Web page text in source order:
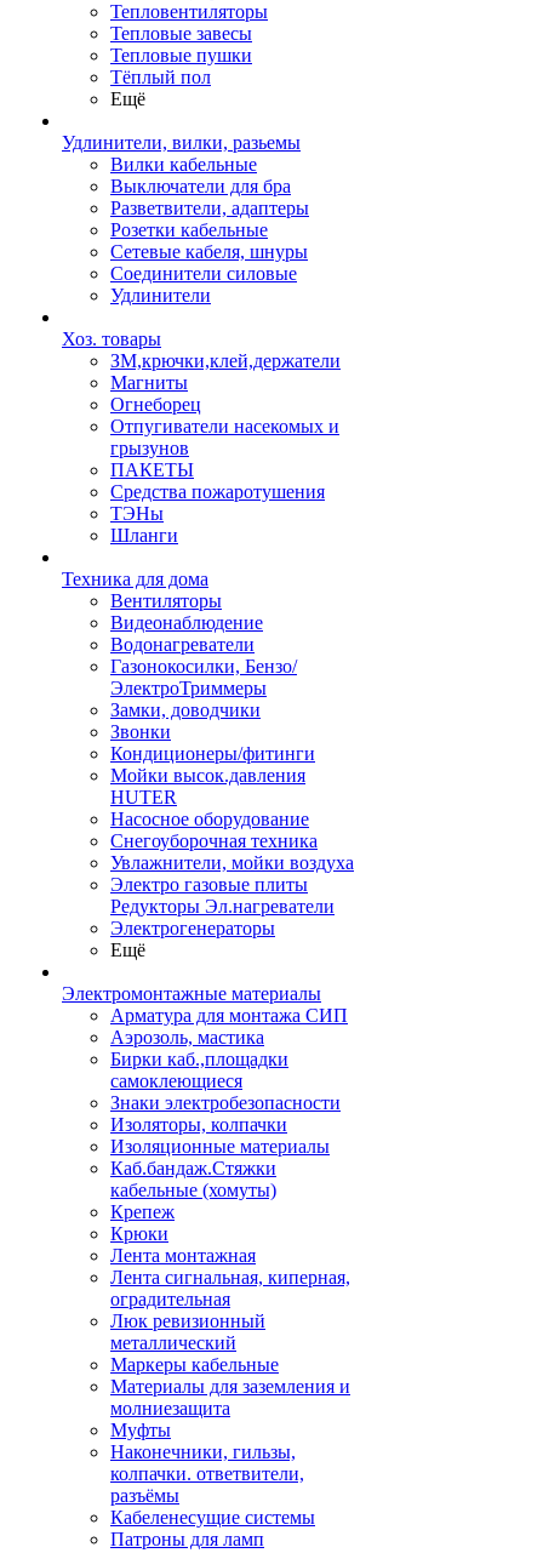
Тепловентиляторы
Тепловые завесы
Тепловые пушки
Тёплый пол
Ещё
Удлинители, вилки, разьемы
Вилки кабельные
Выключатели для бра
Разветвители, адаптеры
Розетки кабельные
Сетевые кабеля, шнуры
Соединители силовые
Удлинители
Хоз. товары
ЗМ,крючки,клей,держатели
Магниты
Огнеборец
Отпугиватели насекомых и
грызунов
ПАКЕТЫ
Средства пожаротушения
ТЭНы
Шланги
Техника для дома
Вентиляторы
Видеонаблюдение
Водонагреватели
Газонокосилки, Бензо/
ЭлектроТриммеры
Замки, доводчики
Звонки
Кондиционеры/фитинги
Мойки высок.давления
HUTER
Насосное оборудование
Снегоуборочная техника
Увлажнители, мойки воздуха
Электро газовые плиты
Редукторы Эл.нагреватели
Электрогенераторы
Ещё
Электромонтажные материалы
Арматура для монтажа СИП
Аэрозоль, мастика
Бирки каб.,площадки
самоклеющиеся
Знаки электробезопасности
Изоляторы, колпачки
Изоляционные материалы
Каб.бандаж.Стяжки
кабельные (хомуты)
Крепеж
Крюки
Лента монтажная
Лента сигнальная, киперная,
оградительная
Люк ревизионный
металлический
Маркеры кабельные
Материалы для заземления и
молниезащита
Муфты
Наконечники, гильзы,
колпачки. ответвители,
разъёмы
Кабеленесущие системы
Патроны для ламп